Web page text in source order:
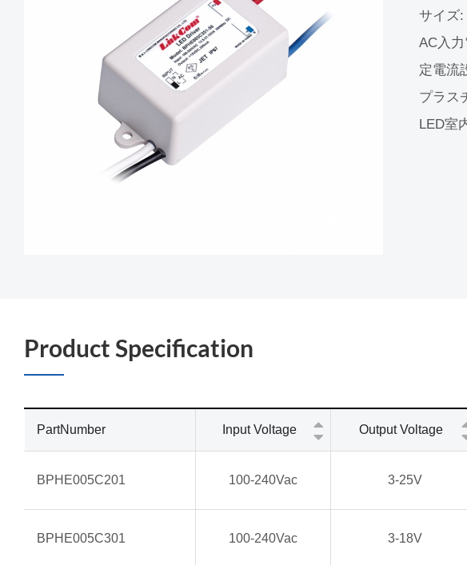
RFマグネティックス
電感
平板變壓器
Qi1.x Wireless TX Module
ワイヤレス Qi1.x RX 充電
サイズ:
AC入
定電流
プラス
LED室
Product Specification
PartNumber Input Voltage Output Voltage
BPHE005C201 100-240Vac 3-25V
BPHE005C301 100-240Vac 3-18V